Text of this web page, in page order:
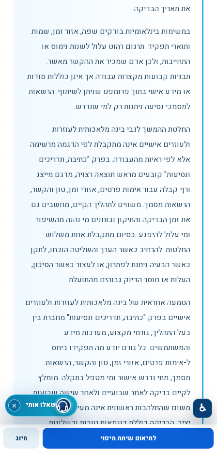
את תאריך הבדיקה.
במשימות בינלאומיות בודקים שפה, אזור זמן, שמות
ותוארי תפקיד. תרגום רהוט עלול לשנות נימוס או
התחייבות, ולכן אדם שמכיר את ההקשר מאשר.
תבניות קבועות מקצרות עבודה אך אינן כוללות סודות
או מידע אישי בתוך פרומפט שניתן לשיתוף. הרשאות
למסמכי נסיעה ניתנות רק למי שנדרש.
החלטת ההמשך לגבי בינה מלאכותית לעוזרות
ולעוזרים אישיים אינה מתקבלת לפי הדגמה מרשימה
אלא לפי ראיות מהעבודה. בפרק "כתיבה, תדריכים
ונסיעות" קובעים מראש תוצאה רצויה, מדגם מייצג
ורף קבלה עבור אימות פרטים, אזורי זמן, טון והקשר,
הרשאות מסמך. משווים לתהליך הקיים, מחשבים גם
את זמן הבדיקה והתיקון ובוחנים מי נהנה מהשיפור
ומי עלול להיפגע. בסיום מתקבלת אחת משלוש
החלטות: להרחיב כאשר הערך והשליטה הוכחו, לתקן
כאשר הבעיה ניתנת לפתרון, או לעצור כאשר הסיכון,
העלות או חוסר הדיוק גבוהים מהתועלת.
הטמעה אחראית של בינה מלאכותית לעוזרות ולעוזרים
אישיים בפרק "כתיבה, תדריכים ונסיעות" מחברת בין
בעל התהליך, גורמי מקצוע, מערכות מידע
והמשתמשים. כל גורם יודע מה תפקידו ביחס
ל-אימות פרטים, אזורי זמן, טון והקשר, הרשאות
מסמך, מתי נדרש אישור ומי מטפל בתקלה. מומלץ
לקיים בדיקה לאחר שבועיים ולאחר שישה שבועות,
משום שהתלהבות ראשונית אינה מעידה על אימוץ
יציב. הבדיקה כוללת דוגמאות טובות וכשלונות,
שאלות שעלו מהשטח ושינויים בתהליך. הממצאים
לתיאום שיחת מיפוי חיוג
שאלו אותי × ♿